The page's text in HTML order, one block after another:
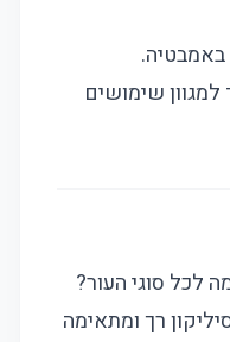
שימושים
לכל סוגי העור?
רך ומתאימה